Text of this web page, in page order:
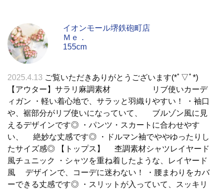
イオンモール堺鉄砲町店
Ｍｅ．
155cm
2025.4.13 ご覧いただきありがとうございます(*ﾟ▽ﾟ*)
【アウター】サラリ麻調素材 リブ使いカーデ
ィガン ・軽い着心地で、サラッと羽織りやすい！ ・袖口
や、裾部分がリブ使いになっていて、 ブルゾン風に見
えるデザインです◎ ・パンツ・スカートに合わせやす
い、 絶妙な丈感です◎ ・ドルマン袖でややゆったりし
たサイズ感◎ 【トップス】 杢調素材シャツレイヤード
風チュニック ・シャツを重ね着したような、レイヤード
風 デザインで、コーデに迷わない！ ・腰まわりをカバ
ーできる丈感です◎ ・スリットが入っていて、スッキリ